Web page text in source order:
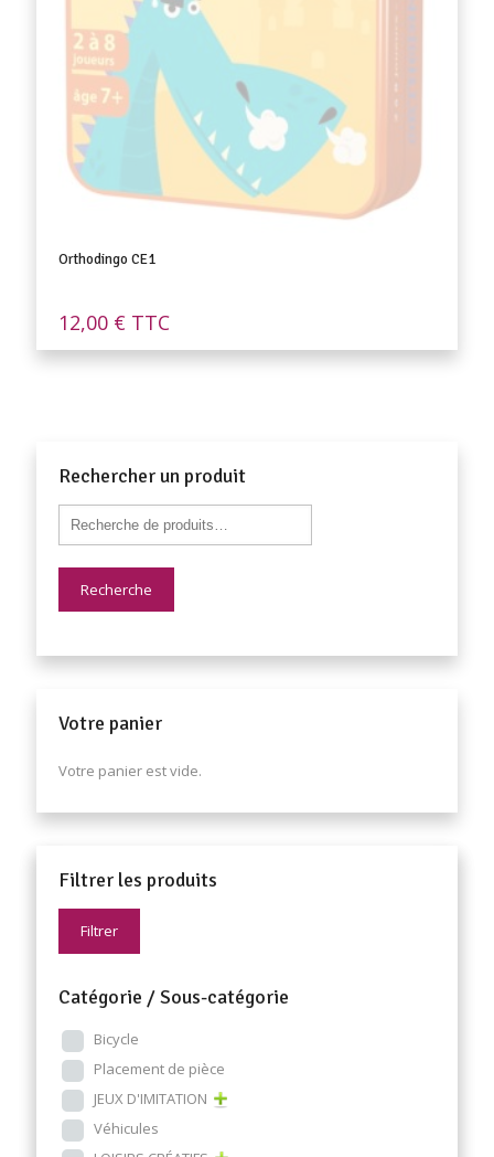
Orthodingo CE1
12,00 € TTC
Rechercher un produit
Recherche
Votre panier
Votre panier est vide.
Filtrer les produits
Filtrer
Catégorie / Sous-catégorie
Bicycle
Placement de pièce
JEUX D'IMITATION
Véhicules